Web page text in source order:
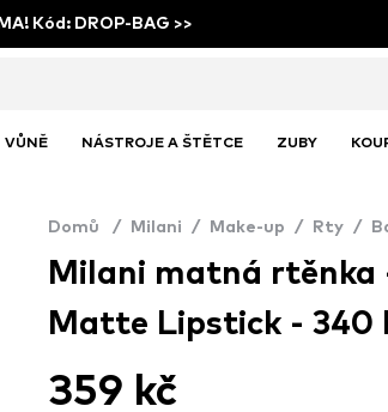
Kód: DROP-BAG >>
VŮNĚ NÁSTROJE A ŠTĚTCE ZUBY
Domů / Milani / Make-up / Rty /
Milani matná rtěnka
Matte Lipstick - 340
359 kč